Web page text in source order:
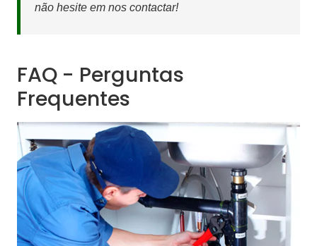
não hesite em nos contactar!
FAQ - Perguntas
Frequentes